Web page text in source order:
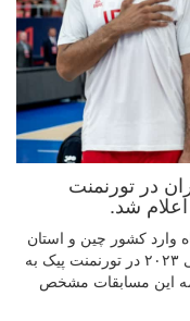
در تورنمنت
شد.
روز جمعه ۲۷مرداد ماه وارد کشور چین و استان
فوجیان شد تا پیش از آغاز مسابقات جام‌جهانی ۲۰۲۳ در تورنمنت پیک به
این مسابقات مشخص